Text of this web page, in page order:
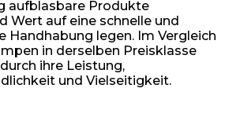
aufblasbare Produkte
Wert auf eine schnelle und
Handhabung legen. Im Vergleich
in derselben Preisklasse
ihre Leistung,
und Vielseitigkeit.